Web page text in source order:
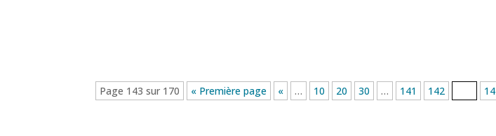
Page 143 sur 170 « Première page « … 10 20 30 … 141 142